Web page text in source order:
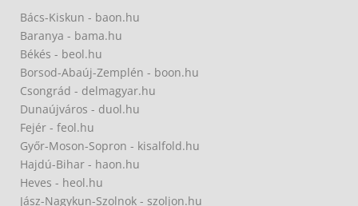
Bács-Kiskun - baon.hu
Baranya - bama.hu
Békés - beol.hu
Borsod-Abaúj-Zemplén - boon.hu
Csongrád - delmagyar.hu
Dunaújváros - duol.hu
Fejér - feol.hu
Győr-Moson-Sopron - kisalfold.hu
Hajdú-Bihar - haon.hu
Heves - heol.hu
Jász-Nagykun-Szolnok - szoljon.hu